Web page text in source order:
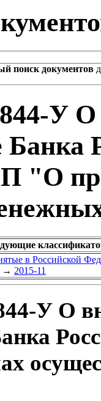
поиск документов
У
П "О
в Российской
→ 2015-11
У О